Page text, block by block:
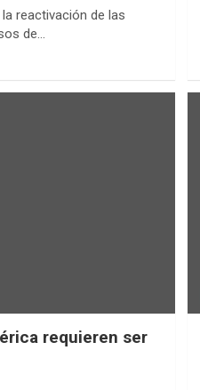
reactivación de las
de…
requieren ser